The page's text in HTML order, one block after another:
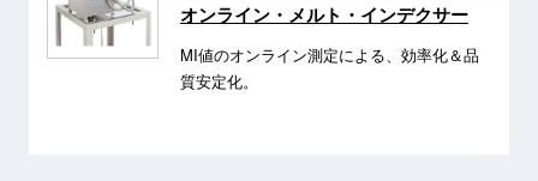
オンライン・メルト・インデクサー
MI値のオンライン測定による、効率化＆品
質安定化。